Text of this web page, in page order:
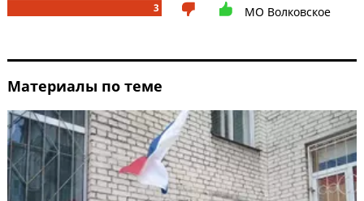
3 МО Волковское
Материалы по теме